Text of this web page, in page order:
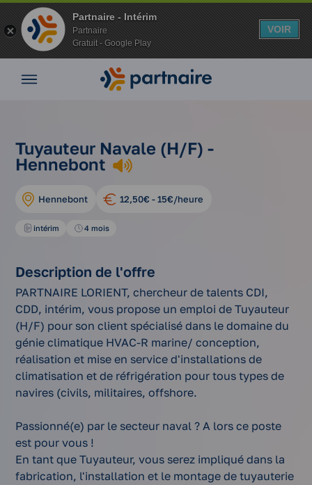
Partnaire - Intérim
Partnaire
Gratuit - Google Play
VOIR
Nos
Vos
avantages
Nos
conseils
Espace
entreprise
Accueiloffres
d'emplois
navale
(h/f)
Tuyauteur Navale (H/F) -
Hennebont
Hennebont 12,50€ - 15€/heure
intérim 4 mois
Description de l'offre
PARTNAIRE LORIENT, chercheur de talents CDI,
CDD, intérim, vous propose un emploi de Tuyauteur
(H/F) pour son client spécialisé dans le domaine du
génie climatique HVAC-R marine/ conception,
réalisation et mise en service d'installations de
climatisation et de réfrigération pour tous types de
navires (civils, militaires, offshore.
Passionné(e) par le secteur naval ? A lors ce poste
est pour vous !
En tant que Tuyauteur, vous serez impliqué dans la
fabrication, l'installation et le montage de tuyauterie